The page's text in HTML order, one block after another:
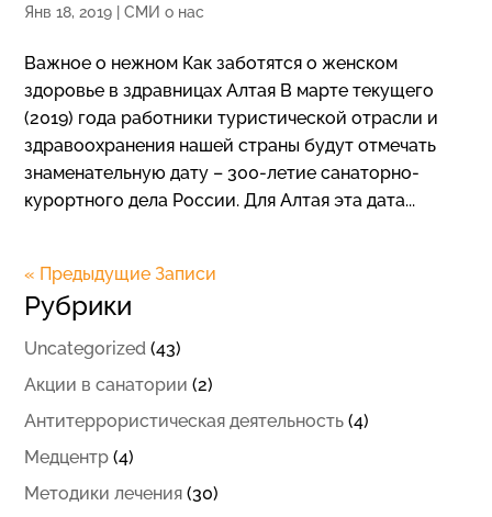
Янв 18, 2019 |СМИ о нас
Важное о нежном Как заботятся о женском
здоровье в здравницах Алтая В марте текущего
(2019) года работники туристической отрасли и
здравоохранения нашей страны будут отмечать
знаменательную дату – 300-летие санаторно-
курортного дела России. Для Алтая эта дата...
« Предыдущие Записи
Рубрики
Uncategorized (43)
Акции в санатории (2)
Антитеррористическая деятельность (4)
Медцентр (4)
Методики лечения (30)